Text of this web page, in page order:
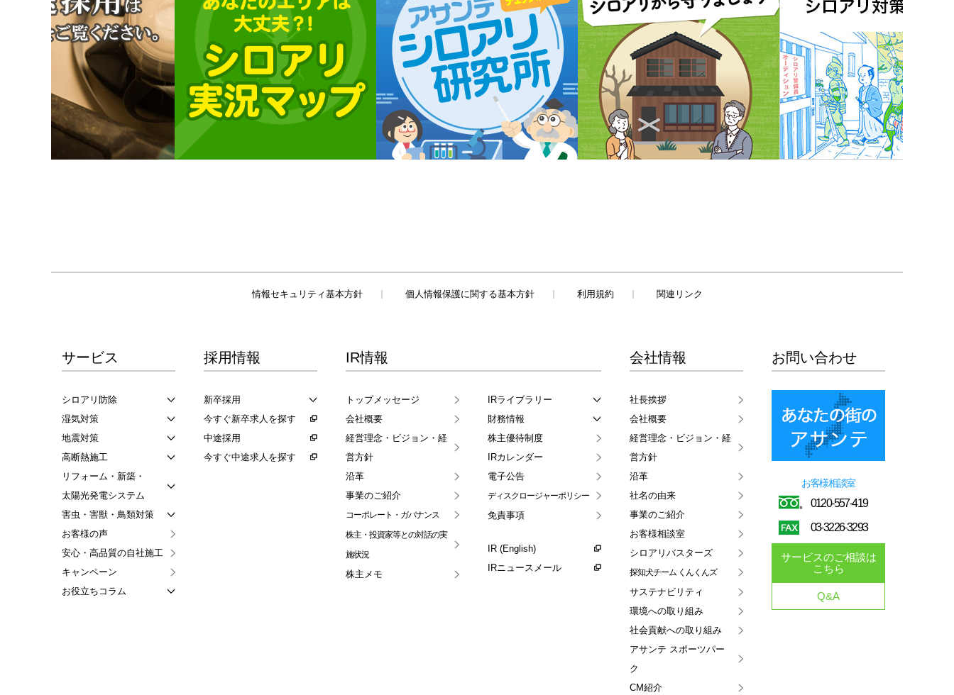
情報セキュリティ基本方針 個人情報保護に関する基本方針 利用規約 関連リンク
サービス
シロアリ防除
湿気対策
地震対策
高断熱施工
リフォーム・新築・
太陽光発電システム
害虫・害獣・ 鳥類対策
お客様の声
安心・高品質の自社施工
キャンペーン
お役立ちコラム
採用情報
新卒採用
今すぐ新卒求人を探す
中途採用
今すぐ中途求人を探す
IR情報
トップメッセージ
会社概要
経営理念・ビジョン・経
営方針
沿革
事業のご紹介
コーポレート・ ガバナンス
株主・投資家等との対話の実
施状況
株主メモ
IRライブラリー
財務情報
株主優待制度
IRカレンダー
電子公告
ディスクロージャーポリシー
免責事項
IR (English)
IRニュースメール
会社情報
社長挨拶
会社概要
経営理念・ビジョン・経
営方針
沿革
社名の由来
事業のご紹介
お客様相談室
シロアリ バスターズ
探知犬チーム くんくんズ
サステナビリティ
環境への取り組み
社会貢献への取り組み
アサンテ スポーツパー
ク
CM紹介
お問い合わせ
お客様相談室
0120-557-419
03-3226-3293
サービスのご相談は
こちら
Q&A